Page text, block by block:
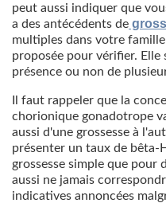
peut aussi indiquer que
a des antécédents de
multiples dans votre
proposée pour vérifier. Elle
présence ou non de
Il faut rappeler que la
chorionique gonadotrope
aussi d'une grossesse à
présenter un taux de bêta-
grossesse simple que pour
aussi ne jamais
indicatives annoncées